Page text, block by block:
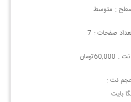
: متوسط
صفحات : 7
:
60,000تومان
نت :